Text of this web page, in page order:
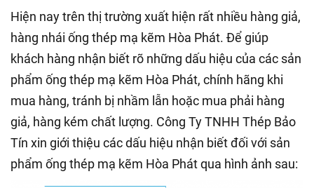
Hiện nay trên thị trường xuất hiện rất nhiều hàng giả,
hàng nhái ống thép mạ kẽm Hòa Phát. Để giúp
khách hàng nhận biết rõ những dấu hiệu của các sản
phẩm ống thép mạ kẽm Hòa Phát, chính hãng khi
mua hàng, tránh bị nhầm lẫn hoặc mua phải hàng
giả, hàng kém chất lượng. Công Ty TNHH Thép Bảo
Tín xin giới thiệu các dấu hiệu nhận biết đối với sản
phẩm ống thép mạ kẽm Hòa Phát qua hình ảnh sau: